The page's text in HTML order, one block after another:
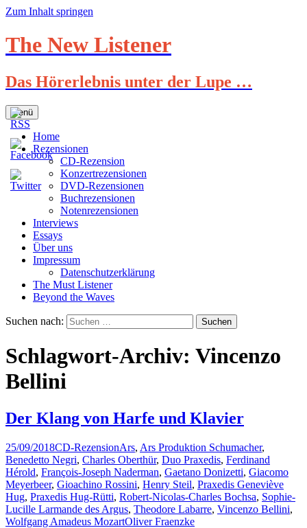
Zum Inhalt springen
The New Listener
Das Hörerlebnis unter der Lupe …
Menü
Home
Rezensionen
CD-Rezension
Konzertrezensionen
DVD-Rezensionen
Buchrezensionen
Notenrezensionen
Interviews
Essays
Über uns
Impressum
Datenschutzerklärung
The Must Listener
Beyond the Waves
Suchen nach:
Schlagwort-Archiv: Vincenzo
Bellini
Der Klang von Harfe und Klavier
25/09/2018CD-RezensionArs, Ars Produktion Schumacher,
Benedetto Negri, Charles Oberthür, Duo Praxedis, Ferdinand
Hérold, François-Joseph Naderman, Gaetano Donizetti, Giacomo
Meyerbeer, Gioachino Rossini, Henry Steil, Praxedis Geneviève
Hug, Praxedis Hug-Rütti, Robert-Nicolas-Charles Bochsa, Sophie-
Lucille Larmande des Argus, Theodore Labarre, Vincenzo Bellini,
Wolfgang Amadeus MozartOliver Fraenzke